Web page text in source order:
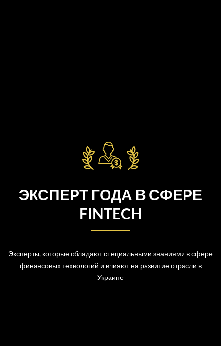
ЭКСПЕРТ ГОДА В СФЕРЕ
FINTECH
Эксперты, которые обладают специальными знаниями в сфере
финансовых технологий и влияют на развитие отрасли в
Украине